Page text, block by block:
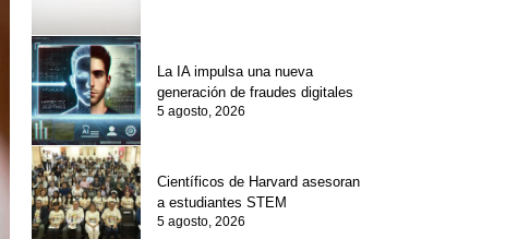
La IA impulsa una nueva
generación de fraudes digitales
5 agosto, 2026
Científicos de Harvard asesoran
a estudiantes STEM
5 agosto, 2026